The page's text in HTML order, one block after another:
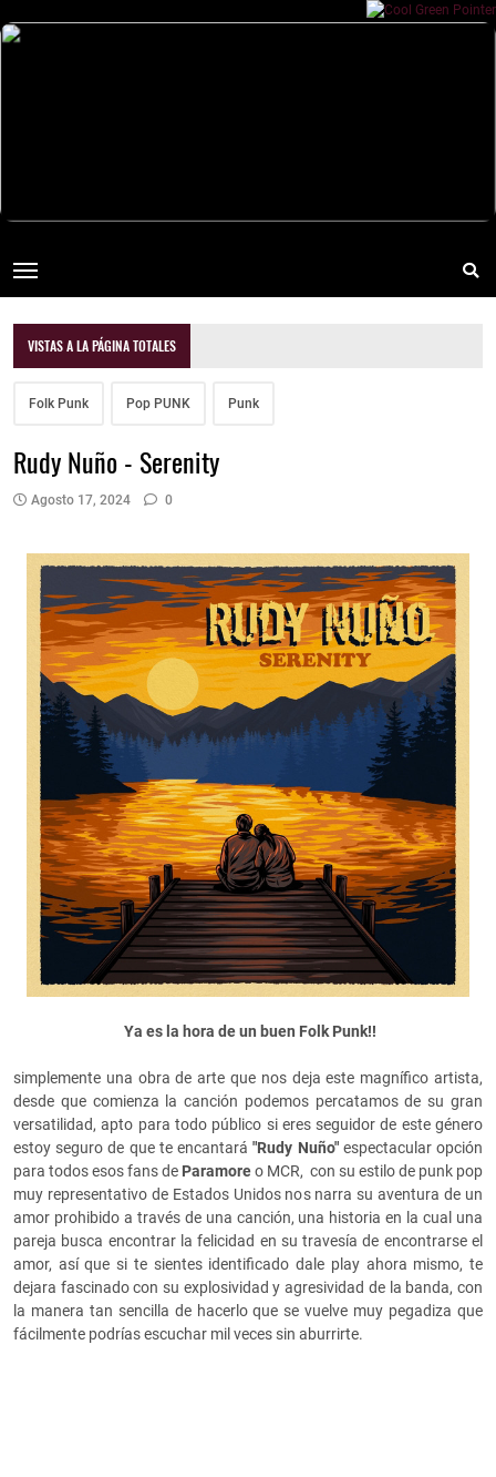
VISTAS A LA PÁGINA TOTALES
Folk Punk Pop PUNK Punk
Rudy Nuño - Serenity
Agosto 17, 2024 0
Ya es la hora de un buen Folk Punk!!
simplemente una obra de arte que nos deja este magnífico artista,
desde que comienza la canción podemos percatamos de su gran
versatilidad, apto para todo público si eres seguidor de este género
estoy seguro de que te encantará"Rudy Nuño" espectacular opción
para todos esos fans de Paramoreo MCR, con su estilo de punk pop
muy representativo de Estados Unidos nos narra su aventura de un
amor prohibido a través de una canción, una historia en la cual una
pareja busca encontrar la felicidad en su travesía de encontrarse el
amor, así que si te sientes identificado dale play ahora mismo, te
dejara fascinado con su explosividad y agresividad de la banda, con
la manera tan sencilla de hacerlo que se vuelve muy pegadiza que
fácilmente podrías escuchar mil veces sin aburrirte.